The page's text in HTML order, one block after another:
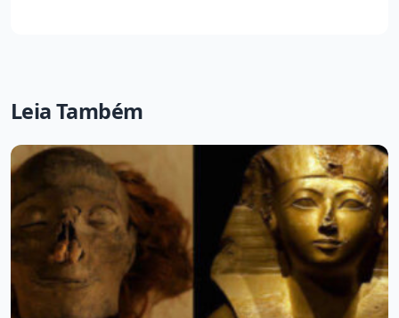
Leia Também